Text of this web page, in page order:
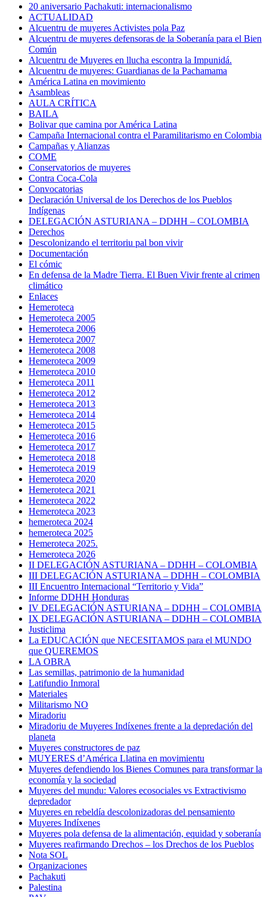
20 aniversario Pachakuti: internacionalismo
ACTUALIDAD
Alcuentru de muyeres Activistes pola Paz
Alcuentru de muyeres defensoras de la Soberanía para el Bien
Común
Alcuentru de Muyeres en llucha escontra la Impunidá.
Alcuentru de muyeres: Guardianas de la Pachamama
América Latina en movimiento
Asambleas
AULA CRÍTICA
BAILA
Bolivar que camina por América Latina
Campaña Internacional contra el Paramilitarismo en Colombia
Campañas y Alianzas
COME
Conservatorios de muyeres
Contra Coca-Cola
Convocatorias
Declaración Universal de los Derechos de los Pueblos
Indígenas
DELEGACIÓN ASTURIANA – DDHH – COLOMBIA
Derechos
Descolonizando el territoriu pal bon vivir
Documentación
El cómic
En defensa de la Madre Tierra. El Buen Vivir frente al crimen
climático
Enlaces
Hemeroteca
Hemeroteca 2005
Hemeroteca 2006
Hemeroteca 2007
Hemeroteca 2008
Hemeroteca 2009
Hemeroteca 2010
Hemeroteca 2011
Hemeroteca 2012
Hemeroteca 2013
Hemeroteca 2014
Hemeroteca 2015
Hemeroteca 2016
Hemeroteca 2017
Hemeroteca 2018
Hemeroteca 2019
Hemeroteca 2020
Hemeroteca 2021
Hemeroteca 2022
Hemeroteca 2023
hemeroteca 2024
hemeroteca 2025
Hemeroteca 2025.
Hemeroteca 2026
II DELEGACIÓN ASTURIANA – DDHH – COLOMBIA
III DELEGACIÓN ASTURIANA – DDHH – COLOMBIA
III Encuentro Internacional “Territorio y Vida”
Informe DDHH Honduras
IV DELEGACIÓN ASTURIANA – DDHH – COLOMBIA
IX DELEGACIÓN ASTURIANA – DDHH – COLOMBIA
Justiclima
La EDUCACIÓN que NECESITAMOS para el MUNDO
que QUEREMOS
LA OBRA
Las semillas, patrimonio de la humanidad
Latifundio Inmoral
Materiales
Militarismo NO
Miradoriu
Miradoriu de Muyeres Indíxenes frente a la depredación del
planeta
Muyeres constructores de paz
MUYERES d’América Llatina en movimientu
Muyeres defendiendo los Bienes Comunes para transformar la
economía y la sociedad
Muyeres del mundu: Valores ecosociales vs Extractivismo
depredador
Muyeres en rebeldía descolonizadoras del pensamiento
Muyeres Indíxenes
Muyeres pola defensa de la alimentación, equidad y soberanía
Muyeres reafirmando Drechos – los Drechos de los Pueblos
Nota SOL
Organizaciones
Pachakuti
Palestina